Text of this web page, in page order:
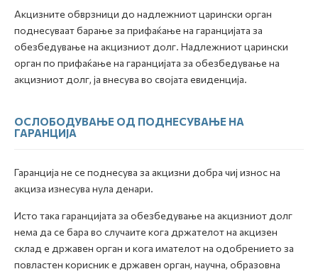
Акцизните обврзници до надлежниот царински орган
поднесуваат барање за прифаќање на гаранцијата за
обезбедување на акцизниот долг. Надлежниот царински
орган по прифаќање на гаранцијата за обезбедување на
акцизниот долг, ја внесува во својата евиденција.
ОСЛОБОДУВАЊЕ ОД ПОДНЕСУВАЊЕ НА
ГАРАНЦИЈА
Гаранција не се поднесува за акцизни добра чиј износ на
акциза изнесува нула денари.
Исто така гаранцијата за обезбедување на акцизниот долг
нема да се бара во случаите кога држателот на акцизен
склад е државен орган и кога имателот на одобрението за
повластен корисник е државен орган, научна, образовна